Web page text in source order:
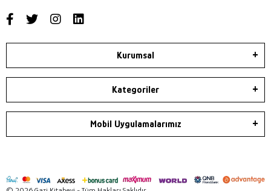
Kurumsal
Kategoriler
Mobil Uygulamalarımız